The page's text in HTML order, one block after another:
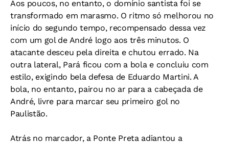
Aos poucos, no entanto, o domínio santista foi se
transformado em marasmo. O ritmo só melhorou no
início do segundo tempo, recompensado dessa vez
com um gol de André logo aos três minutos. O
atacante desceu pela direita e chutou errado. Na
outra lateral, Pará ficou com a bola e concluiu com
estilo, exigindo bela defesa de Eduardo Martini. A
bola, no entanto, pairou no ar para a cabeçada de
André, livre para marcar seu primeiro gol no
Paulistão.
Atrás no marcador, a Ponte Preta adiantou a